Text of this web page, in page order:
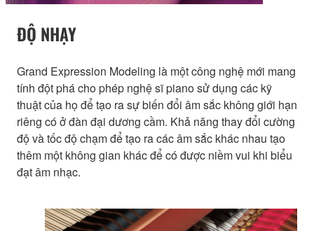
ĐỘ NHẠY
Grand Expression Modeling là một công nghệ mới mang
tính đột phá cho phép nghệ sĩ piano sử dụng các kỹ
thuật của họ để tạo ra sự biến đổi âm sắc không giới hạn
riêng có ở đàn đại dương cầm. Khả năng thay đổi cường
độ và tốc độ chạm để tạo ra các âm sắc khác nhau tạo
thêm một không gian khác để có được niềm vui khi biểu
đạt âm nhạc.